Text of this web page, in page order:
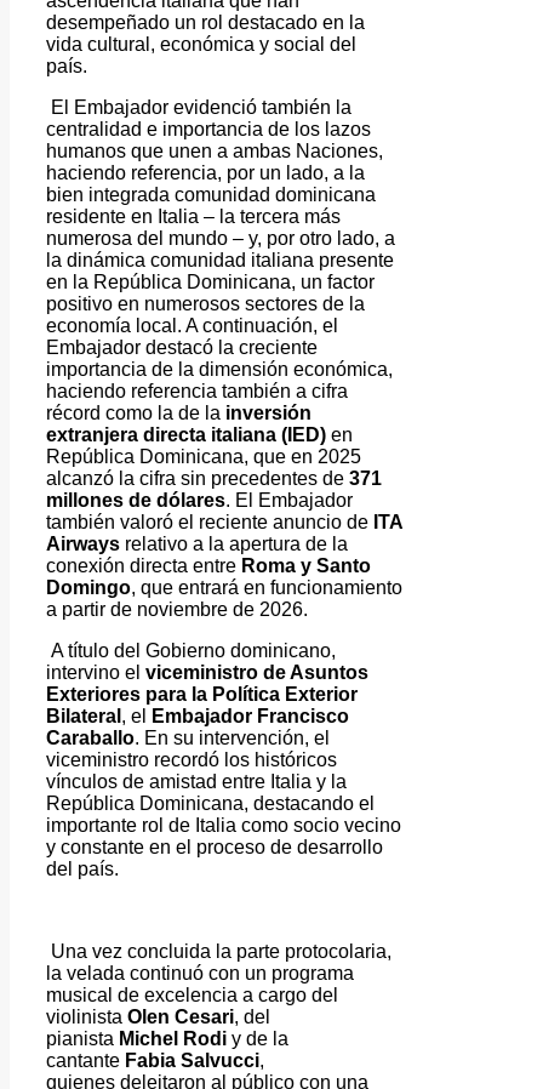
desempeñado un rol destacado en la
vida cultural, económica y social del
país.
El Embajador evidenció también la
centralidad e importancia de los lazos
humanos que unen a ambas Naciones,
haciendo referencia, por un lado, a la
bien integrada comunidad dominicana
residente en Italia – la tercera más
numerosa del mundo – y, por otro lado, a
la dinámica comunidad italiana presente
en la República Dominicana, un factor
positivo en numerosos sectores de la
economía local. A continuación, el
Embajador destacó la creciente
importancia de la dimensión económica,
haciendo referencia también a cifra
récord como la de la inversión
extranjera directa italiana (IED) en
República Dominicana, que en 2025
alcanzó la cifra sin precedentes de 371
millones de dólares. El Embajador
también valoró el reciente anuncio de ITA
Airways relativo a la apertura de la
conexión directa entre Roma y Santo
Domingo, que entrará en funcionamiento
a partir de noviembre de 2026.
A título del Gobierno dominicano,
intervino el viceministro de Asuntos
Exteriores para la Política Exterior
Bilateral , el
Embajador Francisco
Caraballo. En su intervención, el
viceministro recordó los históricos
vínculos de amistad entre Italia y la
República Dominicana, destacando el
importante rol de Italia como socio vecino
y constante en el proceso de desarrollo
del país.
Una vez concluida la parte protocolaria,
la velada continuó con un programa
musical de excelencia a cargo del
violinista Olen Cesari, del
pianista Michel Rodi y de la
cantante Fabia Salvucci,
quienes deleitaron al público con una